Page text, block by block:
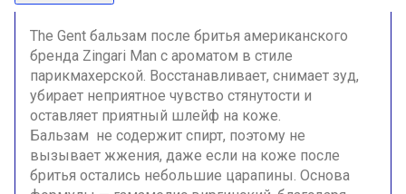
The Gent бальзам после бритья американского
бренда Zingari Man с ароматом в стиле
парикмахерской. Восстанавливает, снимает зуд,
убирает неприятное чувство стянутости и
оставляет приятный шлейф на коже.
Бальзам не содержит спирт, поэтому не
вызывает жжения, даже если на коже после
бритья остались небольшие царапины. Основа